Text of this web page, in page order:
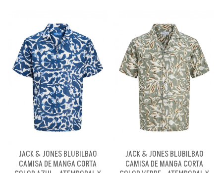
JACK & JONES BLUBILBAO
CAMISA DE MANGA CORTA
JACK & JONES BLUBILBAO
CAMISA DE MANGA CORTA